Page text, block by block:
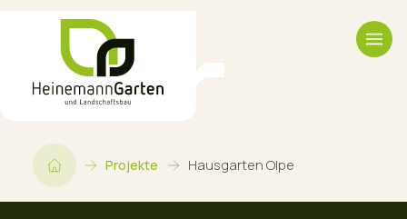
Projekte Hausgarten Olpe